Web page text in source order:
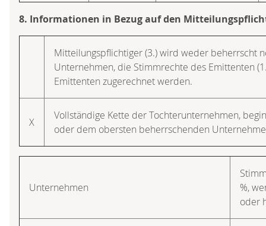
8. Informationen in Bezug auf den
Mitteilungspflichtiger (3.) wird weder beherrscht
Unternehmen, die Stimmrechte des Emittenten
Emittenten zugerechnet werden.
X
Vollständige Kette der Tochterunternehmen,
oder dem obersten beherrschenden
Unternehmen
%,
oder